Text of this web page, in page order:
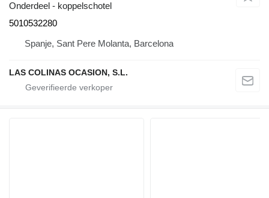
Onderdeel - koppelschotel
5010532280
Spanje, Sant Pere Molanta, Barcelona
LAS COLINAS OCASION, S.L.